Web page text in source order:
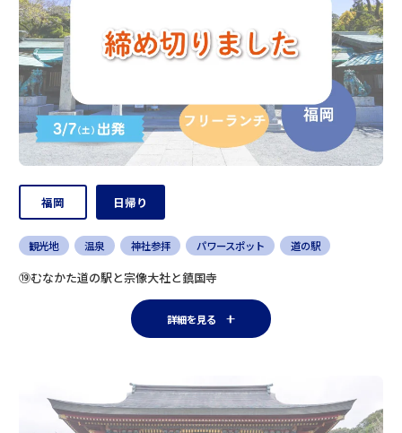
福岡 日帰り
観光地 温泉 神社参拝 パワースポット 道の駅
⑲むなかた道の駅と宗像大社と鎮国寺
詳細を見る